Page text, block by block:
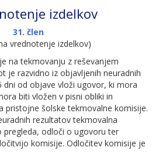
izdelkov
31. člen
vrednotenje izdelkov)
na tekmovanju z reševanjem
je razvidno iz objavljenih neuradnih
dni od objave vloži ugovor, ki mora
biti vložen v pisni obliki in
pristojne šolske tekmovalne komisije.
rezultatov tekmovalna
pregleda, odloči o ugovoru ter
komisije. Odločitev komisije je